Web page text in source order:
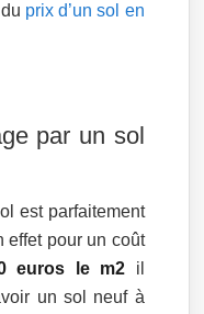
prix d’un sol en
par un sol
est parfaitement
effet pour un coût
euros le m2 il
un sol neuf à